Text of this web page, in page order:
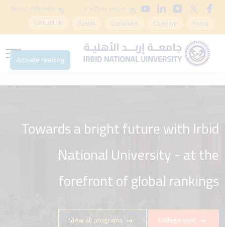
inu@inu.edu.jo
962-2-7056682
Portal
Calendar
Graduates
Events
Contact Us
Towards a bright future with Irbid
National University - at the
forefront of global rankings
College visit
View all programs
Activate reading